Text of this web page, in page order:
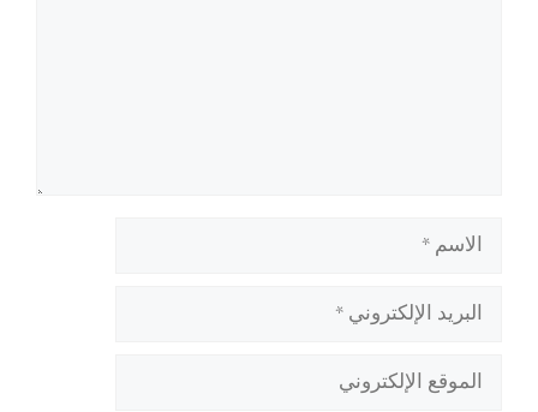
الاسم
البريد
الإلكتروني
الموقع
الإلكتروني